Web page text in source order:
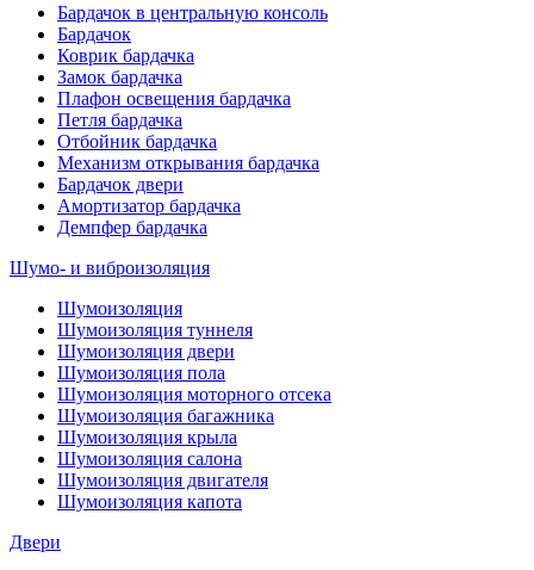
Бардачок в центральную консоль
Бардачок
Коврик бардачка
Замок бардачка
Плафон освещения бардачка
Петля бардачка
Отбойник бардачка
Механизм открывания бардачка
Бардачок двери
Амортизатор бардачка
Демпфер бардачка
Шумо- и виброизоляция
Шумоизоляция
Шумоизоляция туннеля
Шумоизоляция двери
Шумоизоляция пола
Шумоизоляция моторного отсека
Шумоизоляция багажника
Шумоизоляция крыла
Шумоизоляция салона
Шумоизоляция двигателя
Шумоизоляция капота
Двери